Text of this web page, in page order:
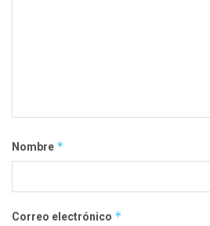
Nombre *
Correo electrónico *